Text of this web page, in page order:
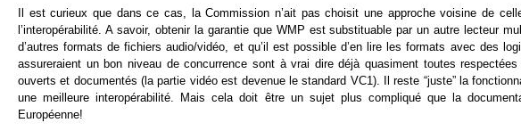
Il est curieux que dans ce cas, la Commission n’ait pas choisit une approche voisine de
l’interopérabilité. A savoir, obtenir la garantie que WMP est substituable par un autre lecteur
d’autres formats de fichiers audio/vidéo, et qu’il est possible d’en lire les formats avec des
assureraient un bon niveau de concurrence sont à vrai dire déjà quasiment toutes
ouverts et documentés (la partie vidéo est devenue le standard VC1). Il reste “juste” la
une meilleure interopérabilité. Mais cela doit être un sujet plus compliqué que la
Européenne!